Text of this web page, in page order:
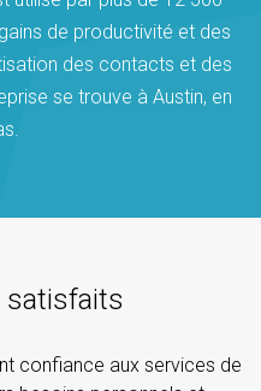
de productivité et des
des contacts et des
se trouve à Austin, en
satisfaits
confiance aux services de